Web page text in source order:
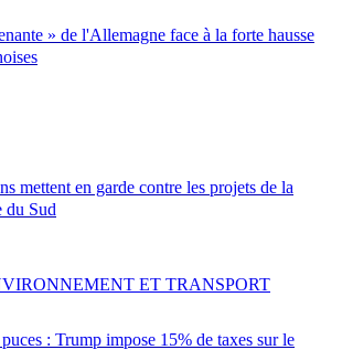
» de l'Allemagne face à la forte hausse
mettent en garde contre les projets de la
du Sud
: Trump impose 15% de taxes sur le
ET TRANSPORT